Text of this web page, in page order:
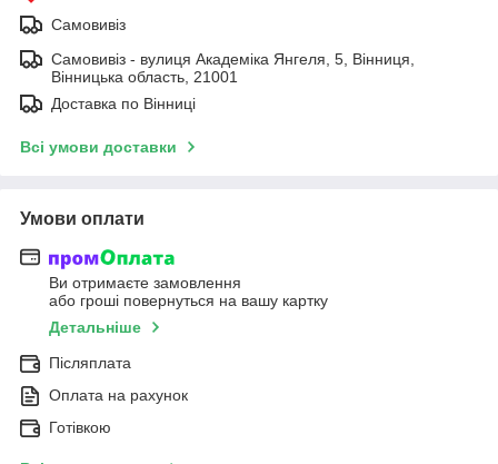
Самовивіз
Самовивіз - вулиця Академіка Янгеля, 5, Вінниця,
Вінницька область, 21001
Доставка по Вінниці
Всі умови доставки
Умови оплати
Ви отримаєте замовлення
або гроші повернуться на вашу картку
Детальніше
Післяплата
Оплата на рахунок
Готівкою